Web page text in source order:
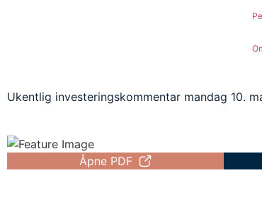
Ukentlig investeringskommentar mandag 10.
Åpne PDF